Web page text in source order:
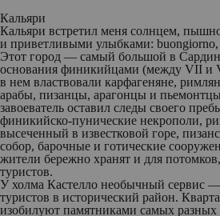
Кальяри
Кальяри встретил меня солнцем,
и приветливыми улыбками: buongiorno,
Этот город — самый большой в
основания финикийцами (между VII и
в нем властвовали карфагеняне,
арабы, пизанцы, арагонцы и
завоеватель оставил следы своего
финикийско-пунические некрополи,
высеченный в известковой горе,
собор, барочные и готические
жители бережно хранят и для
туристов.
У холма Кастелло необычный сервис
туристов в исторический район.
изобилуют памятниками самых разных